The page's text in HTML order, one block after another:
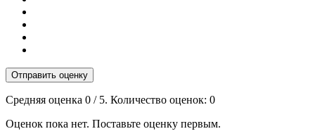
Отправить оценку
Средняя оценка 0 / 5. Количество оценок: 0
Оценок пока нет. Поставьте оценку первым.